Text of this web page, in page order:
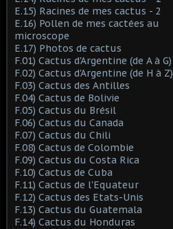
E.15) Racines de mes cactus - 2
E.16) Pollen de mes cactées au
microscope
E.17) Photos de cactus
F.01) Cactus d'Argentine (de A à G)
F.02) Cactus d'Argentine (de H à Z)
F.03) Cactus des Antilles
F.04) Cactus de Bolivie
F.05) Cactus du Brésil
F.06) Cactus du Canada
F.07) Cactus du Chili
F.08) Cactus de Colombie
F.09) Cactus du Costa Rica
F.10) Cactus de Cuba
F.11) Cactus de l'Equateur
F.12) Cactus des Etats-Unis
F.13) Cactus du Guatemala
F.14) Cactus du Honduras